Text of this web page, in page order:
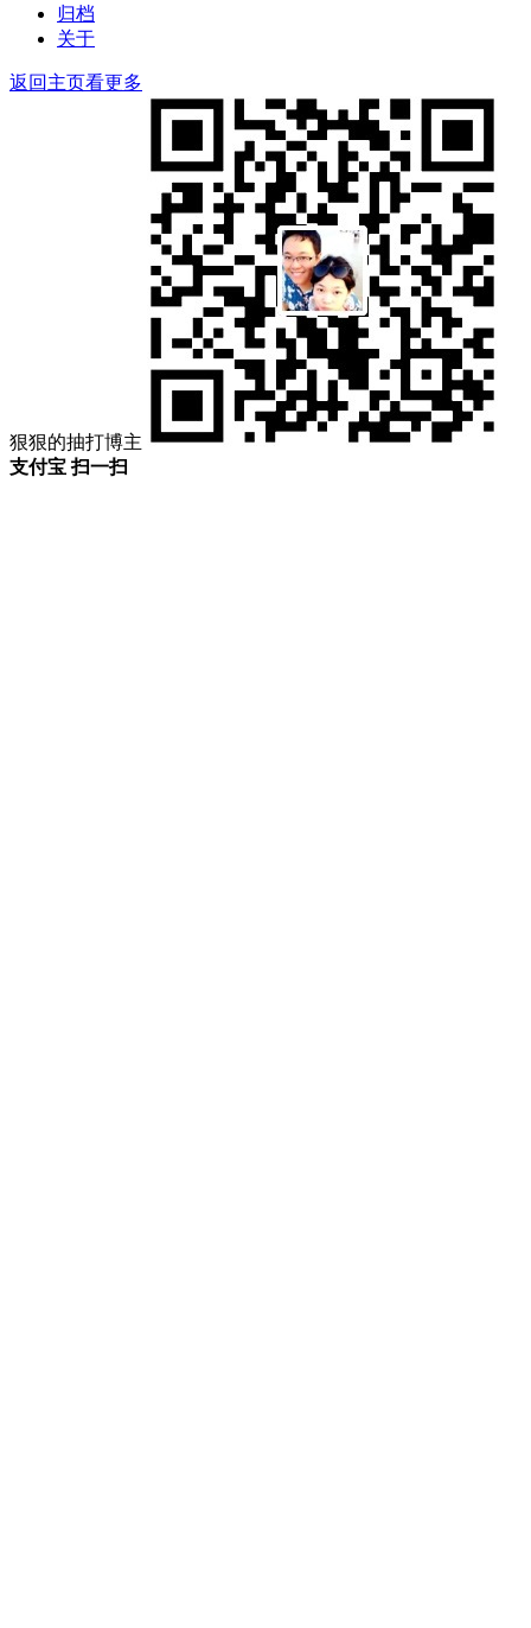
归档
关于
返回主页看更多
狠狠的抽打博主
支付宝 扫一扫